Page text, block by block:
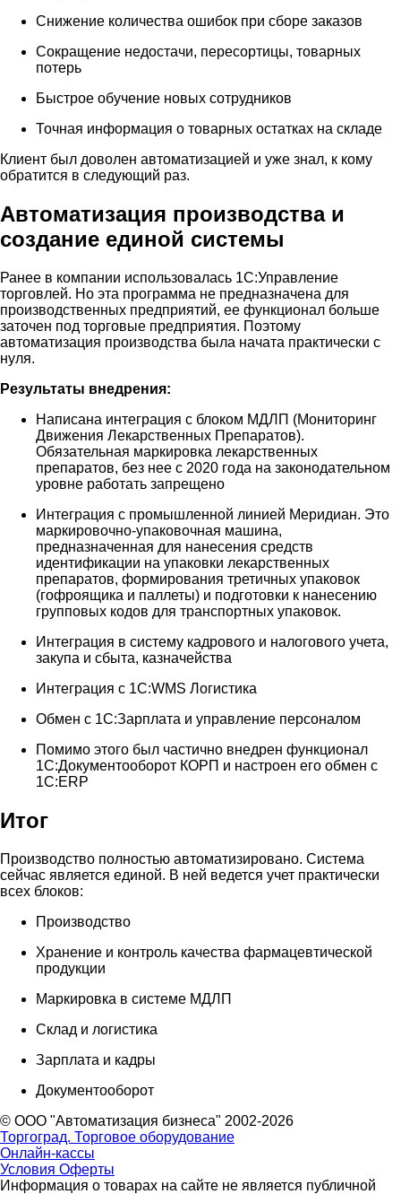
Снижение количества ошибок при сборе заказов
Сокращение недостачи, пересортицы, товарных
потерь
Быстрое обучение новых сотрудников
Точная информация о товарных остатках на складе
Клиент был доволен автоматизацией и уже знал, к кому
обратится в следующий раз.
Автоматизация производства и
создание единой системы
Ранее в компании использовалась 1С:Управление
торговлей. Но эта программа не предназначена для
производственных предприятий, ее функционал больше
заточен под торговые предприятия. Поэтому
автоматизация производства была начата практически с
нуля.
Результаты внедрения:
Написана интеграция с блоком МДЛП (Мониторинг
Движения Лекарственных Препаратов).
Обязательная маркировка лекарственных
препаратов, без нее с 2020 года на законодательном
уровне работать запрещено
Интеграция с промышленной линией Меридиан. Это
маркировочно-упаковочная машина,
предназначенная для нанесения средств
идентификации на упаковки лекарственных
препаратов, формирования третичных упаковок
(гофроящика и паллеты) и подготовки к нанесению
групповых кодов для транспортных упаковок.
Интеграция в систему кадрового и налогового учета,
закупа и сбыта, казначейства
Интеграция с 1С:WMS Логистика
Обмен с 1С:Зарплата и управление персоналом
Помимо этого был частично внедрен функционал
1С:Документооборот КОРП и настроен его обмен с
1С:ERP
Итог
Производство полностью автоматизировано. Система
сейчас является единой. В ней ведется учет практически
всех блоков:
Производство
Хранение и контроль качества фармацевтической
продукции
Маркировка в системе МДЛП
Склад и логистика
Зарплата и кадры
Документооборот
© ООО "Автоматизация бизнеса" 2002-2026
Торгоград. Торговое оборудование
Онлайн-кассы
Условия Оферты
Информация о товарах на сайте не является публичной